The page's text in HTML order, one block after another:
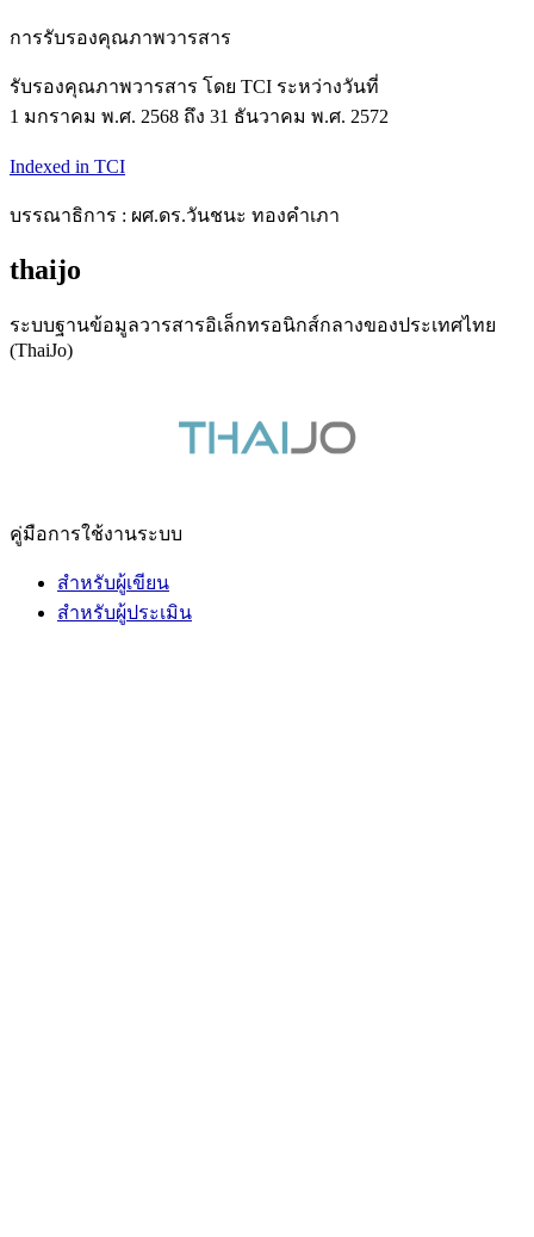
การรับรองคุณภาพวารสาร
รับรองคุณภาพวารสาร โดย TCI ระหว่างวันที่
1 มกราคม พ.ศ. 2568 ถึง 31 ธันวาคม พ.ศ. 2572
Indexed in TCI
บรรณาธิการ : ผศ.ดร.วันชนะ ทองคำเภา
thaijo
ระบบฐานข้อมูลวารสารอิเล็กทรอนิกส์กลางของประเทศไทย
(ThaiJo)
คู่มือการใช้งานระบบ
สำหรับผู้เขียน
สำหรับผู้ประเมิน